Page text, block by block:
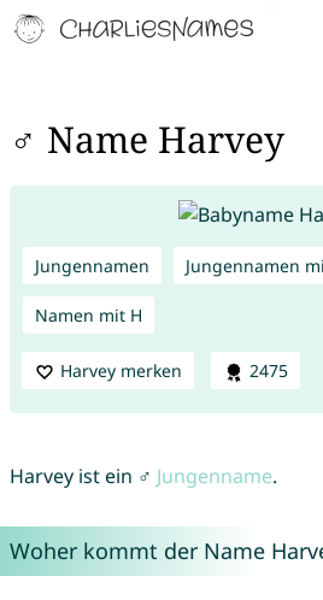
♂ Name Harvey
Jungennamen Jungennamen
Namen mit H
Harvey merken 2475
Harvey ist ein ♂ Jungenname.
Woher kommt der Name